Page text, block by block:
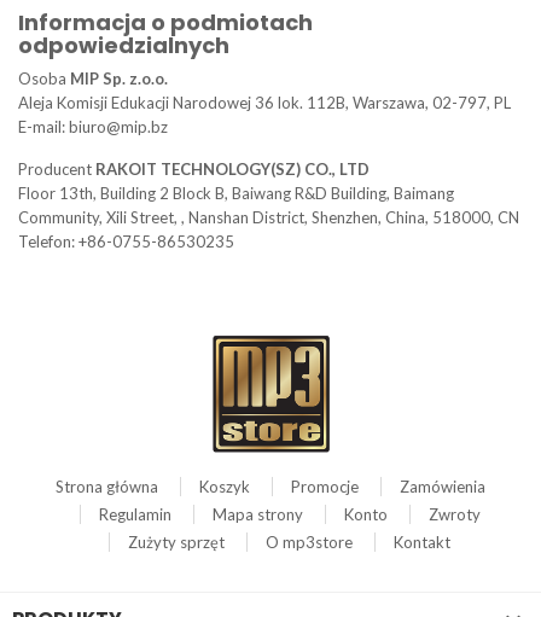
Informacja o podmiotach
odpowiedzialnych
Osoba MIP Sp. z.o.o.
Aleja Komisji Edukacji Narodowej 36 lok. 112B, Warszawa, 02-797, PL
E-mail: biuro@mip.bz
Producent RAKOIT TECHNOLOGY(SZ) CO., LTD
Floor 13th, Building 2 Block B, Baiwang R&D Building, Baimang
Community, Xili Street, , Nanshan District, Shenzhen, China, 518000, CN
Telefon: +86-0755-86530235
Strona główna Koszyk Promocje
Zamówienia
Regulamin
Mapa strony Konto
Zwroty
Zużyty sprzęt
O mp3store Kontakt